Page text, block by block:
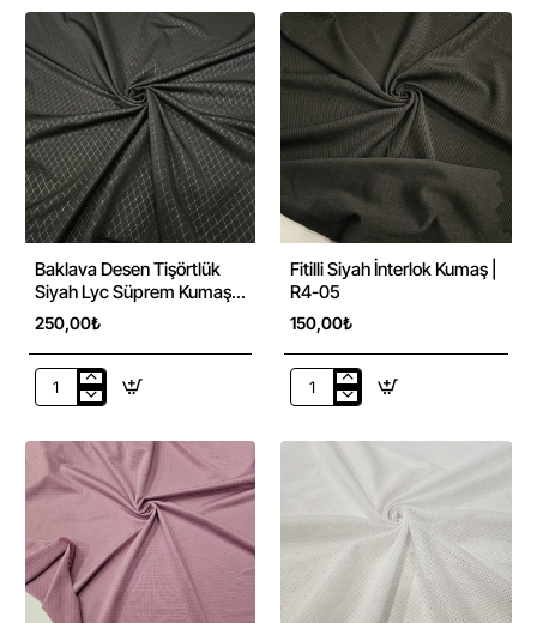
Desen
Siyah
Lyc
Süprem
Kumaş
|
R1-
12
Tişörtlük
Siyah
Lyc
Süprem
Kumaş
|
R1-
Baklava Desen Tişörtlük
Siyah Lyc Süprem Kumaş |
R1-10
250,00₺
Baklava
Tişörtlük
Siyah
Lyc
Kumaş
|
R1-
10
Fitilli Siyah İnterlok Kumaş |
R4-05
150,00₺
Fitilli
İnterlok
Kumaş